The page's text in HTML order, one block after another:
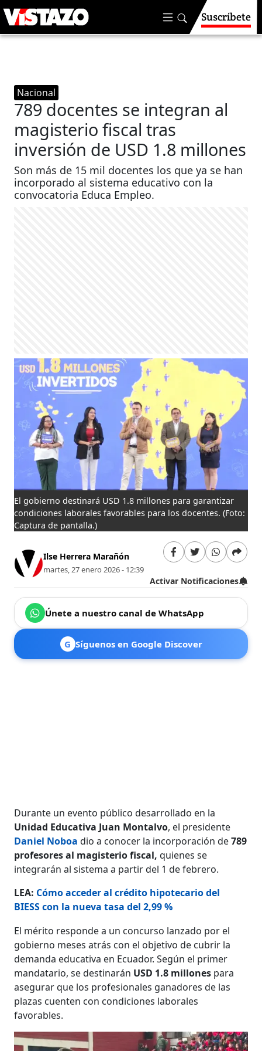
Suscríbete
Nacional
789 docentes se integran al
magisterio fiscal tras
inversión de USD 1.8 millones
Son más de 15 mil docentes los que ya se han
incorporado al sistema educativo con la
convocatoria Educa Empleo.
El gobierno destinará USD 1.8 millones para garantizar
condiciones laborales favorables para los docentes.(Foto:
Captura de pantalla.)
Ilse Herrera Marañón
martes, 27 enero 2026 - 12:39
Activar Notificaciones
Únete a nuestro canal de WhatsApp
G Síguenos en Google Discover
Durante un evento público desarrollado en la
Unidad Educativa Juan Montalvo, el presidente
Daniel Noboa dio a conocer la incorporación de789
profesores al magisterio fiscal,quienes se
integrarán al sistema a partir del 1 de febrero.
LEA: Cómo acceder al crédito hipotecario del
BIESS con la nueva tasa del 2,99 %
El mérito responde a un concurso lanzado por el
gobierno meses atrás con el objetivo de cubrir la
demanda educativa en Ecuador. Según el primer
mandatario, se destinarán USD 1.8 millones para
asegurar que los profesionales ganadores de las
plazas cuenten con condiciones laborales
favorables.